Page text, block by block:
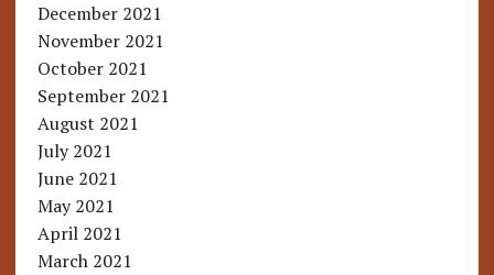
December 2021
November 2021
October 2021
September 2021
August 2021
July 2021
June 2021
May 2021
April 2021
March 2021